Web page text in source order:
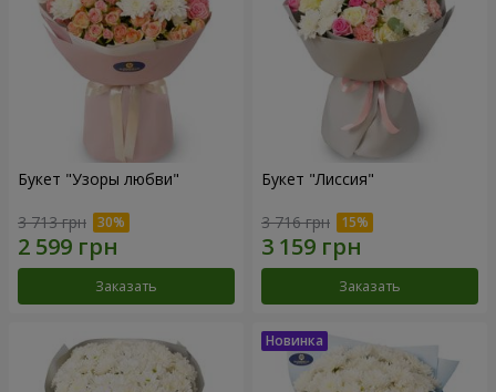
Букет "Узоры любви"
3 713 грн
Заказать
Букет "Лиссия"
3 716 грн
Заказать